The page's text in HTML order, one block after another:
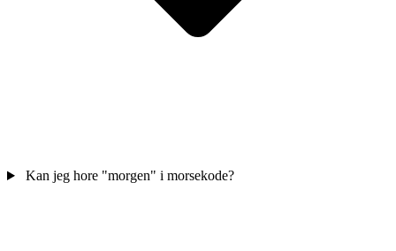
Kan jeg hore "morgen" i morsekode?